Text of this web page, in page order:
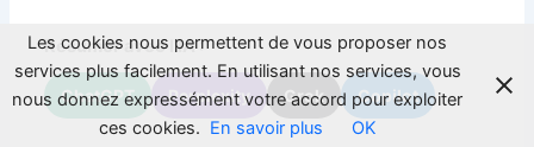
Résumer avec l'IA :
ChatGPT Perplexity Grok Copilot
Les cookies nous permettent de vous proposer nos
services plus facilement. En utilisant nos services, vous
nous donnez expressément votre accord pour exploiter
ces cookies. En savoir plus OK